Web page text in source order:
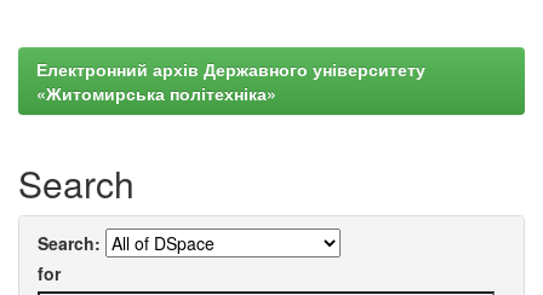
Електронний архів Державного університету
«Житомирська політехніка»
Search
Search:
for